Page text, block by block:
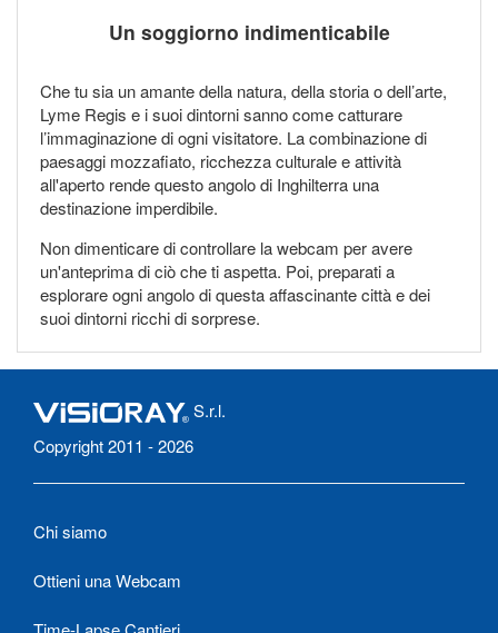
Un soggiorno indimenticabile
Che tu sia un amante della natura, della storia o dell’arte,
Lyme Regis e i suoi dintorni sanno come catturare
l’immaginazione di ogni visitatore. La combinazione di
paesaggi mozzafiato, ricchezza culturale e attività
all'aperto rende questo angolo di Inghilterra una
destinazione imperdibile.
Non dimenticare di controllare la webcam per avere
un'anteprima di ciò che ti aspetta. Poi, preparati a
esplorare ogni angolo di questa affascinante città e dei
suoi dintorni ricchi di sorprese.
S.r.l.
Copyright 2011 - 2026
Chi siamo
Ottieni una Webcam